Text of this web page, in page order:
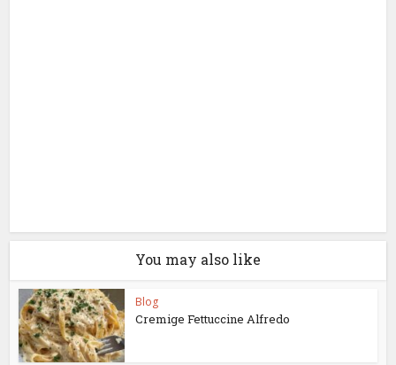
You may also like
Blog
Cremige Fettuccine Alfredo